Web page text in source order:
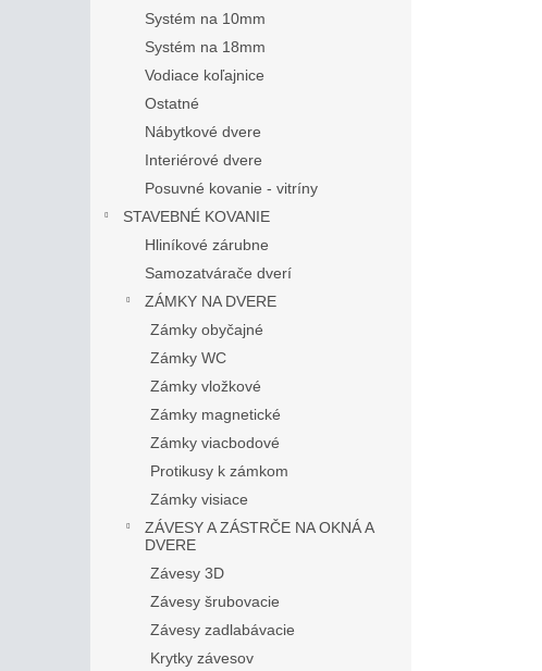
Systém na 10mm
Systém na 18mm
Vodiace koľajnice
Ostatné
Nábytkové dvere
Interiérové dvere
Posuvné kovanie - vitríny
STAVEBNÉ KOVANIE
Hliníkové zárubne
Samozatvárače dverí
ZÁMKY NA DVERE
Zámky obyčajné
Zámky WC
Zámky vložkové
Zámky magnetické
Zámky viacbodové
Protikusy k zámkom
Zámky visiace
ZÁVESY A ZÁSTRČE NA OKNÁ A
DVERE
Závesy 3D
Závesy šrubovacie
Závesy zadlabávacie
Krytky závesov